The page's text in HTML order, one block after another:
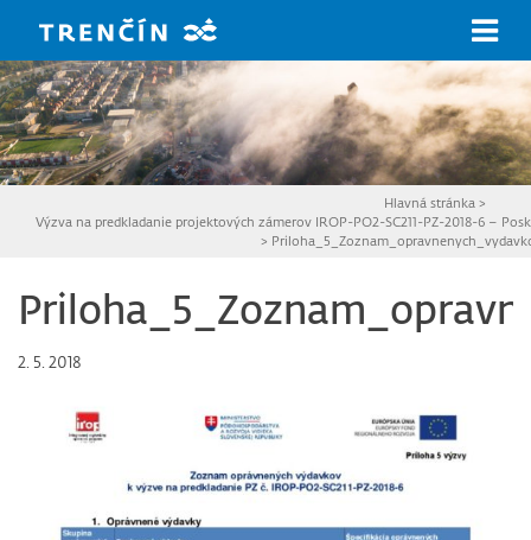
Hlavná stránka >
Výzva na predkladanie projektových zámerov IROP-PO2-SC211-PZ-2018-6 –
>
2. 5. 2018